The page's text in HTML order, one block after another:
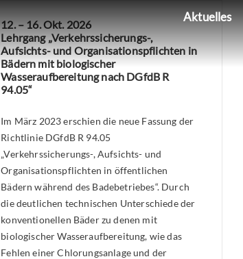
Aktuelles
12. – 16. Okt. 2026
Lehrgang „Verkehrssicherungs-,
Aufsichts- und Organisationspflichten in
Bädern mit biologischer
Wasseraufbereitung nach DGfdB R
94.05“
Im März 2023 erschien die neue Fassung der
Richtlinie DGfdB R 94.05
„Verkehrssicherungs-, Aufsichts- und
Organisationspflichten in öffentlichen
Bädern während des Badebetriebes“. Durch
die deutlichen technischen Unterschiede der
konventionellen Bäder zu denen mit
biologischer Wasseraufbereitung, wie das
Fehlen einer Chlorungsanlage und der